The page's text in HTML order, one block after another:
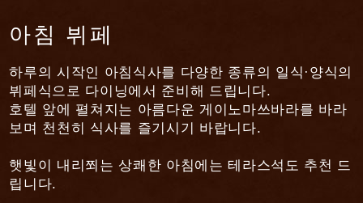
아침 뷔페
하루의 시작인 아침식사를 다양한 종류의 일식·양식의
뷔페식으로 다이닝에서 준비해 드립니다.
호텔 앞에 펼쳐지는 아름다운 게이노마쓰바라를 바라
보며 천천히 식사를 즐기시기 바랍니다.
햇빛이 내리쬐는 상쾌한 아침에는 테라스석도 추천 드
립니다.